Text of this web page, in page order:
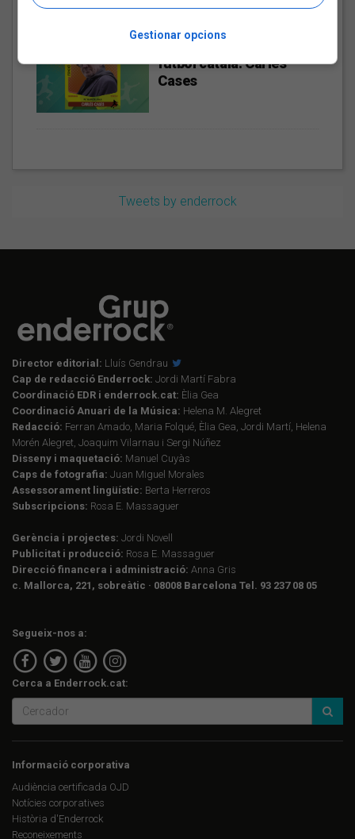
Les veus dels himnes del
futbol català: Carles
Cases
Tweets by enderrock
Director editorial: Lluís Gendrau
Cap de redacció Enderrock: Jordi Martí Fabra
Coordinació EDR i enderrock.cat: Èlia Gea
Coordinació Anuari de la Música: Helena M. Alegret
Redacció: Ferran Amado, Maria Folqué, Èlia Gea, Jordi Martí, Helena
Morén Alegret, Joaquim Vilarnau i Sergi Núñez
Disseny i maquetació: Manuel Cuyàs
Caps de fotografia: Juan Miguel Morales
Assessorament lingüístic: Berta Herreros
Subscripcions: Rosa E. Massaguer
Gerència i projectes: Jordi Novell
Publicitat i producció: Rosa E. Massaguer
Direcció financera i administració: Anna Gris
c. Mallorca, 221, sobreàtic · 08008 Barcelona Tel. 93 237 08 05
Segueix-nos a:
Cerca a Enderrock.cat:
Informació corporativa
Audiència certificada OJD
Notícies corporatives
Història d'Enderrock
Reconeixements
Gestionar opcions